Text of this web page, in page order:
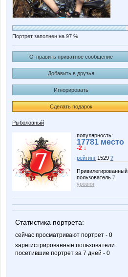
Портрет заполнен на 97 %
Отправить приватное сообщение
Добавить в друзья
Игнорировать
Сделать подарок
Рыболовный
популярность:
17781 место
-2 ↓
рейтинг 1529 ?
Привилегированный
пользователь 7
уровня
Статистика портрета:
сейчас просматривают портрет - 0
зарегистрированные пользователи
посетившие портрет за 7 дней - 0